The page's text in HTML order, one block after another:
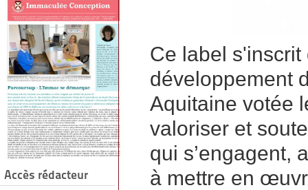
Accès rédacteur
Ce label
développement
Aquitaine votée
valoriser et
qui s’engagent,
à mettre en